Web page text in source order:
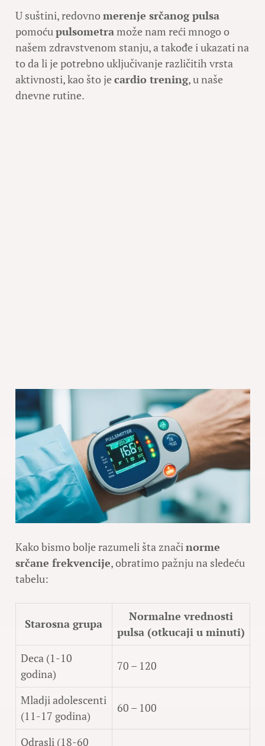
U suštini, redovnomerenje srčanog pulsa
pomoćupulsometramože nam reći mnogo o
našem zdravstvenom stanju, a takođe i ukazati na
to da li je potrebno uključivanje različitih vrsta
aktivnosti, kao što jecardio trening, u naše
dnevne rutine.
Kako bismo bolje razumeli šta značinorme
srčane frekvencije, obratimo pažnju na sledeću
tabelu:
Starosna grupa
Normalne vrednosti
pulsa (otkucaji u minuti)
Deca (1-10
godina)
70 – 120
Mladji adolescenti
(11-17 godina)
60 – 100
Odrasli (18-60